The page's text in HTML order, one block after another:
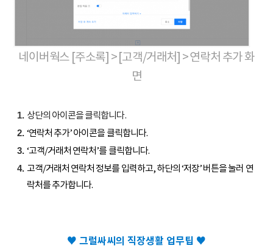
네이버웍스 [주소록] > [고객/거래처] > 연락처 추가 화
면
상단의 아이콘을 클릭합니다.
‘연락처 추가’ 아이콘을 클릭합니다.
‘고객/거래처 연락처’를 클릭합니다.
고객/거래처 연락처 정보를 입력하고, 하단의 ‘저장’ 버튼을 눌러 연
락처를 추가합니다.
♥ 그럴싸씨의 직장생활 업무팁 ♥